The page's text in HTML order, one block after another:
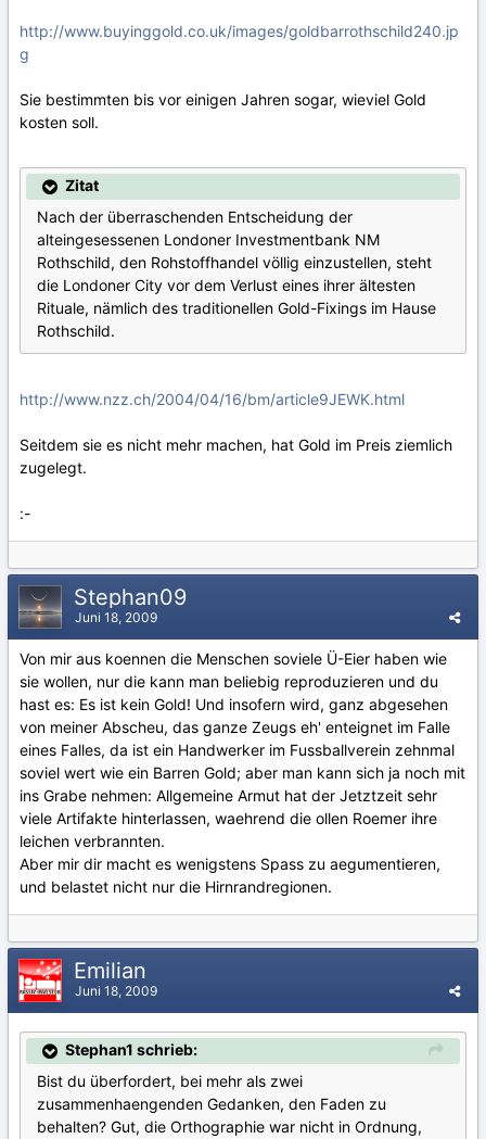
http://www.buyinggold.co.uk/images/goldbarrothschild240.jp
g
Sie bestimmten bis vor einigen Jahren sogar, wieviel Gold
kosten soll.
Zitat
Nach der überraschenden Entscheidung der
alteingesessenen Londoner Investmentbank NM
Rothschild, den Rohstoffhandel völlig einzustellen, steht
die Londoner City vor dem Verlust eines ihrer ältesten
Rituale, nämlich des traditionellen Gold-Fixings im Hause
Rothschild.
http://www.nzz.ch/2004/04/16/bm/article9JEWK.html
Seitdem sie es nicht mehr machen, hat Gold im Preis ziemlich
zugelegt.
:-
Stephan09
Juni 18, 2009
Von mir aus koennen die Menschen soviele Ü-Eier haben wie
sie wollen, nur die kann man beliebig reproduzieren und du
hast es: Es ist kein Gold! Und insofern wird, ganz abgesehen
von meiner Abscheu, das ganze Zeugs eh' enteignet im Falle
eines Falles, da ist ein Handwerker im Fussballverein zehnmal
soviel wert wie ein Barren Gold; aber man kann sich ja noch mit
ins Grabe nehmen: Allgemeine Armut hat der Jetztzeit sehr
viele Artifakte hinterlassen, waehrend die ollen Roemer ihre
leichen verbrannten.
Aber mir dir macht es wenigstens Spass zu aegumentieren,
und belastet nicht nur die Hirnrandregionen.
Emilian
Juni 18, 2009
Stephan1 schrieb:
Bist du überfordert, bei mehr als zwei
zusammenhaengenden Gedanken, den Faden zu
behalten? Gut, die Orthographie war nicht in Ordnung,